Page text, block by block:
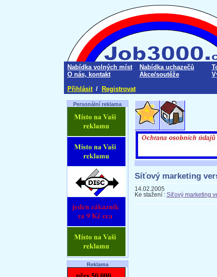
Nabídka volných míst Nabídka uchazečů
O nás, kontakt
Akce/soutěže
Přihlásit / Registrovat
Personální reklama
Reklama
Síťový marketing
14.02.2005
Ke stažení : Síťový marketing